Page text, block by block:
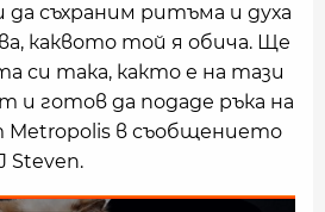
да съхраним ритъма и духа
каквото той я обича. Ще
си така, както е на тази
и готов да подаде ръка на
Metropolis в съобщението
Steven.